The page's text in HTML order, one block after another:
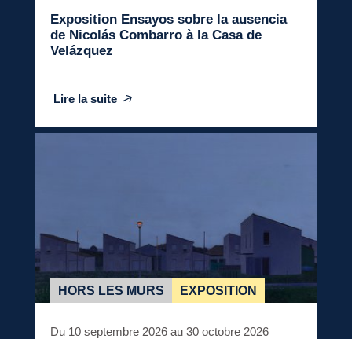
Exposition Ensayos sobre la ausencia
de Nicolás Combarro à la Casa de
Velázquez
Lire la suite
HORS LES MURS EXPOSITION
Du 10 septembre 2026 au 30 octobre 2026